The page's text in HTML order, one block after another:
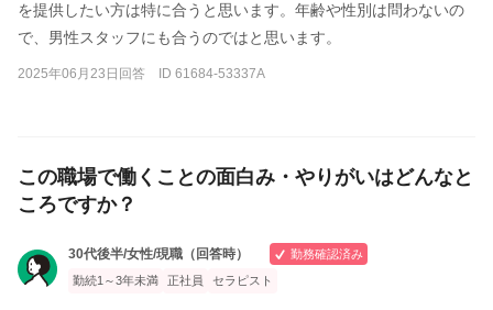
を提供したい方は特に合うと思います。年齢や性別は問わないの
で、男性スタッフにも合うのではと思います。
2025年06月23日回答 ID 61684-53337A
この職場で働くことの面白み・やりがいはどんなと
ころですか？
30代後半/女性/現職（回答時）
勤務確認済み
勤続1～3年未満
正社員 セラピスト